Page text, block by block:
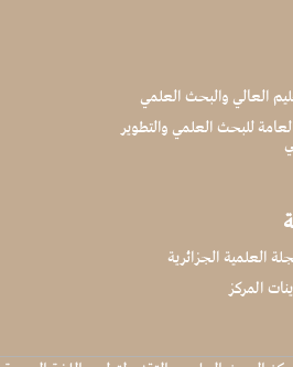
العالي والبحث العلمي
للبحث العلمي والتطوير
العلمية الجزائرية
المركز